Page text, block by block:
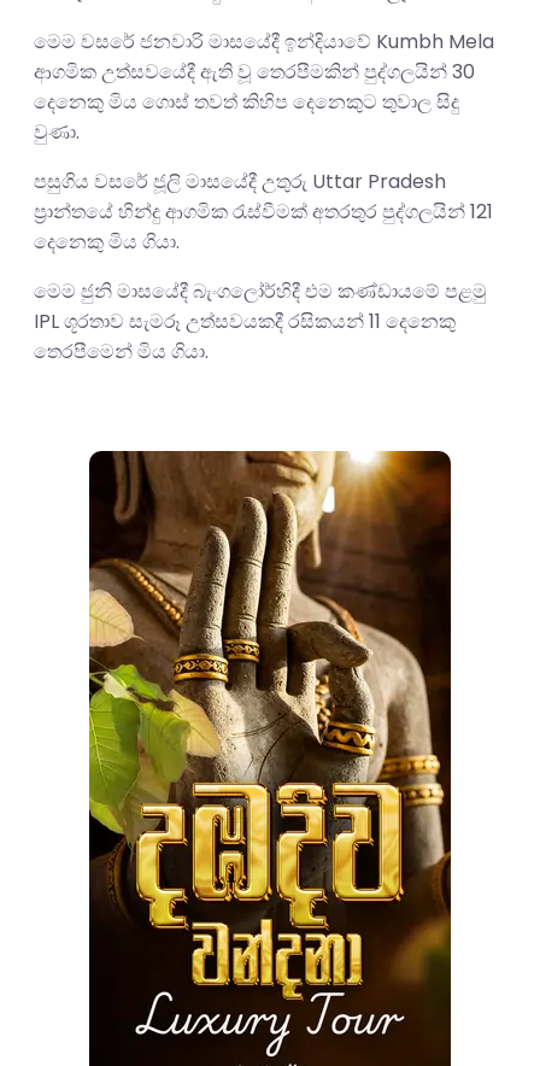
මෙම වසරේ ජනවාරි මාසයේදී ඉන්දියාවේ Kumbh Mela
ආගමික උත්සවයේදී ඇති වූ තෙරපීමකින් පුද්ගලයින් 30
දෙනෙකු මිය ගොස් තවත් කිහිප දෙනෙකුට තුවාල සිදු
වුණා.
පසුගිය වසරේ ජූලි මාසයේදී උතුරු Uttar Pradesh
ප්‍රාන්තයේ හින්දු ආගමික රැස්වීමක් අතරතුර පුද්ගලයින් 121
දෙනෙකු මිය ගියා.
මෙම ජුනි මාසයේදී බැංගලෝර්හිදී එම කණ්ඩායමේ පළමු
IPL ශූරතාව සැමරූ උත්සවයකදී රසිකයන් 11 දෙනෙකු
තෙරපීමෙන් මිය ගියා.